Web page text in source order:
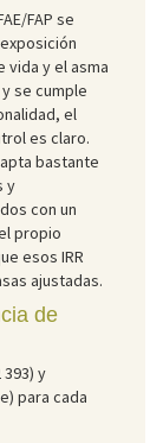
FAP se
vida y el asma
se cumple
el
es claro.
bastante
y
con un
propio
esos IRR
ajustadas.
de
y
para cada